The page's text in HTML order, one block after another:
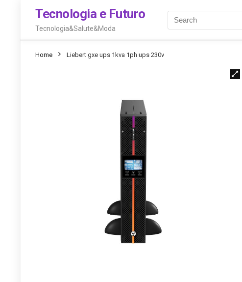
Tecnologia e Futuro
Tecnologia&Salute&Moda
Home Liebert gxe ups 1kva 1ph ups 230v